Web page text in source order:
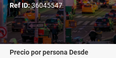
Ref ID:36045547
precio por persona Desde